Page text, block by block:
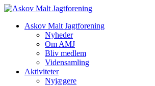
Askov Malt Jagtforening
Nyheder
Om AMJ
Bliv medlem
Vidensamling
Aktiviteter
Nyjægere